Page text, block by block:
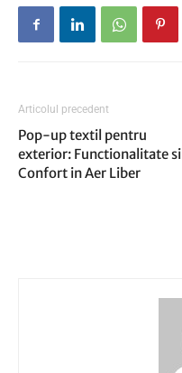
Articolul precedent
Pop-up textil pentru
exterior: Functionalitate si
Confort in Aer Liber